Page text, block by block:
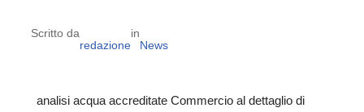
Scritto da
redazione
in
News
analisi acqua accreditate Commercio al dettaglio di